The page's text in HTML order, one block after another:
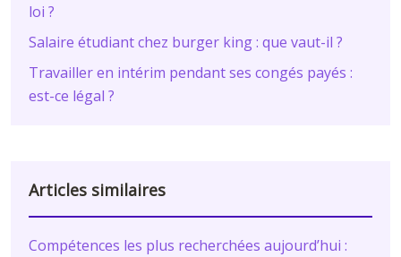
loi ?
Salaire étudiant chez burger king : que vaut-il ?
Travailler en intérim pendant ses congés payés :
est-ce légal ?
Articles similaires
Compétences les plus recherchées aujourd’hui :